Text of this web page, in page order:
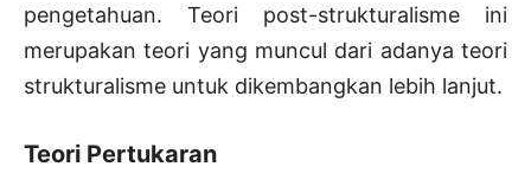
pengetahuan. Teori post-strukturalisme ini
merupakan teori yang muncul dari adanya teori
strukturalisme untuk dikembangkan lebih lanjut.
Teori Pertukaran